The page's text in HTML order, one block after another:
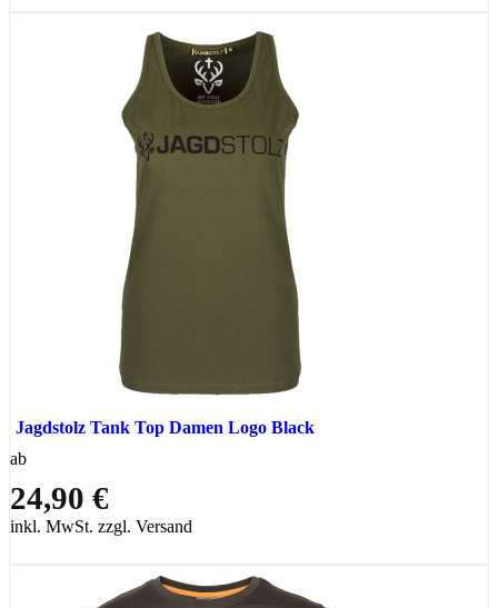
Jagdstolz Tank Top Damen Logo Black
ab
24,90 €
inkl. MwSt. zzgl. Versand